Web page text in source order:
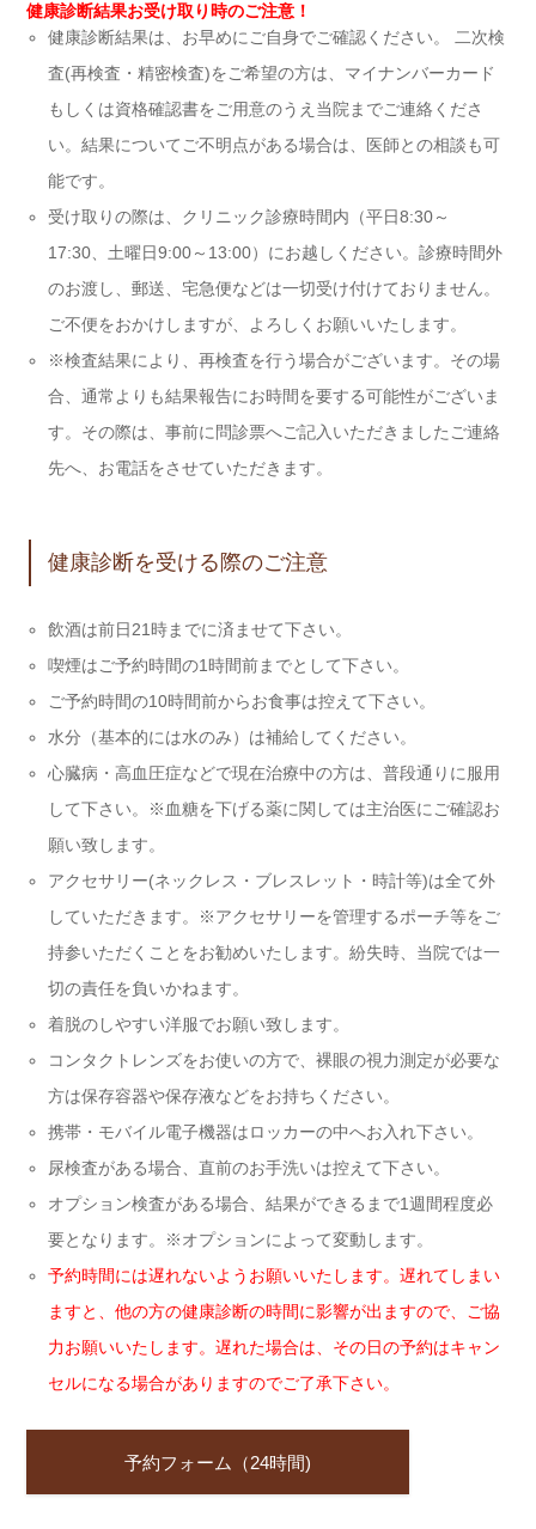
健康診断結果お受け取り時のご注意！
健康診断結果は、お早めにご自身でご確認ください。 二次検
査(再検査・精密検査)をご希望の方は、マイナンバーカード
もしくは資格確認書をご用意のうえ当院までご連絡くださ
い。結果についてご不明点がある場合は、医師との相談も可
能です。
受け取りの際は、クリニック診療時間内（平日8:30～
17:30、土曜日9:00～13:00）にお越しください。診療時間外
のお渡し、郵送、宅急便などは一切受け付けておりません。
ご不便をおかけしますが、よろしくお願いいたします。
※検査結果により、再検査を行う場合がございます。その場
合、通常よりも結果報告にお時間を要する可能性がございま
す。その際は、事前に問診票へご記入いただきましたご連絡
先へ、お電話をさせていただきます。
健康診断を受ける際のご注意
飲酒は前日21時までに済ませて下さい。
喫煙はご予約時間の1時間前までとして下さい。
ご予約時間の10時間前からお食事は控えて下さい。
水分（基本的には水のみ）は補給してください。
心臓病・高血圧症などで現在治療中の方は、普段通りに服用
して下さい。※血糖を下げる薬に関しては主治医にご確認お
願い致します。
アクセサリー(ネックレス・ブレスレット・時計等)は全て外
していただきます。※アクセサリーを管理するポーチ等をご
持参いただくことをお勧めいたします。紛失時、当院では一
切の責任を負いかねます。
着脱のしやすい洋服でお願い致します。
コンタクトレンズをお使いの方で、裸眼の視力測定が必要な
方は保存容器や保存液などをお持ちください。
携帯・モバイル電子機器はロッカーの中へお入れ下さい。
尿検査がある場合、直前のお手洗いは控えて下さい。
オプション検査がある場合、結果ができるまで1週間程度必
要となります。※オプションによって変動します。
予約時間には遅れないようお願いいたします。遅れてしまい
ますと、他の方の健康診断の時間に影響が出ますので、ご協
力お願いいたします。遅れた場合は、その日の予約はキャン
セルになる場合がありますのでご了承下さい。
予約フォーム（24時間)